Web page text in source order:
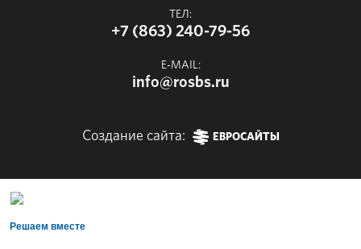
ТЕЛ:
+7 (863) 240-79-56
E-MAIL:
info@rosbs.ru
Создание сайта: ЕВРОСАЙТЫ
Решаем вместе